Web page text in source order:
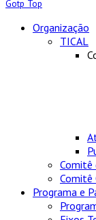
Gotp Top
Organização
TICAL
Comitê
Comitê
Programa e